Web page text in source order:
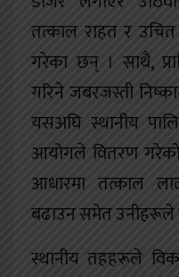
तत्काल राहत र उचित
गरेका छन् । साथै,
गरिने जबरजस्ती
यसअघि स्थानीय
आयोगले वितरण गरेको
आधारमा तत्काल
बढाउन समेत उनीहरूले
स्थानीय तहहरूले